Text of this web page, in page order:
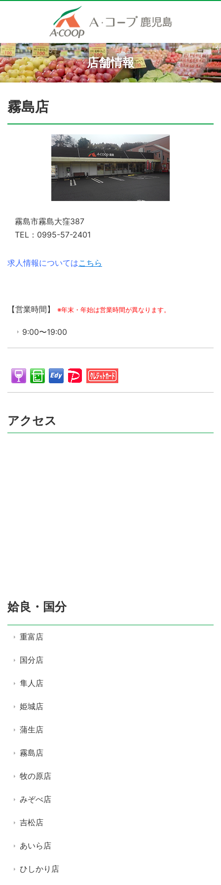
店舗情報
霧島店
霧島市霧島大窪387
TEL：0995-57-2401
求人情報についてはこちら
【営業時間】 ※年末・年始は営業時間が異なります。
9:00〜19:00
アクセス
姶良・国分
重富店
国分店
隼人店
姫城店
蒲生店
霧島店
牧の原店
みぞべ店
吉松店
あいら店
ひしかり店